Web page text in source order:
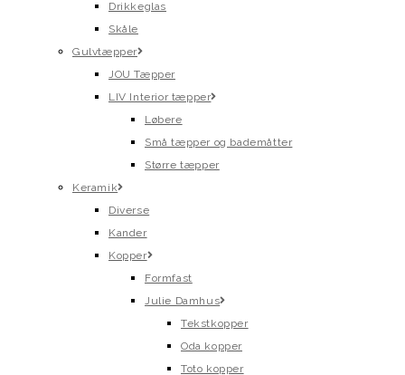
Drikkeglas
Skåle
Gulvtæpper
JOU Tæpper
LIV Interior tæpper
Løbere
Små tæpper og bademåtter
Større tæpper
Keramik
Diverse
Kander
Kopper
Formfast
Julie Damhus
Tekstkopper
Oda kopper
Toto kopper